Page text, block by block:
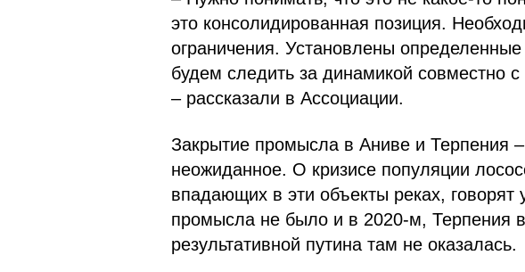
это консолидированная позиция.
ограничения. Установлены
будем следить за динамикой совместно
– рассказали в Ассоциации.
Закрытие промысла в Аниве и Терпения
неожиданное. О кризисе популяции
впадающих в эти объекты реках, говорят
промысла не было и в 2020-м, Терпения
результативной путина там не оказалась.